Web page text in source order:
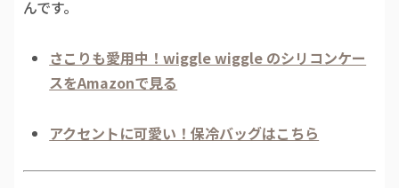
んです。
さこりも愛用中！wiggle wiggle のシリコンケー
スをAmazonで見る
アクセントに可愛い！保冷バッグはこちら